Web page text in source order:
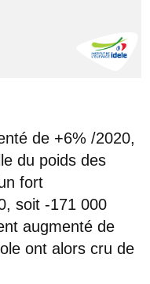
de +6% /2020,
du poids des
fort
soit -171 000
augmenté de
ont alors cru de